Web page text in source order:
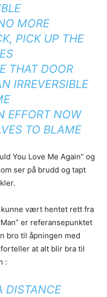
MORE
PICK UP THE
THAT DOOR
IRREVERSIBLE
EFFORT NOW
TO BLAME
You Love Me Again” og
ser på brudd og tapt
kunne vært hentet rett fra
er referansepunktet
bro til åpningen med
forteller at alt blir bra til
:
DISTANCE